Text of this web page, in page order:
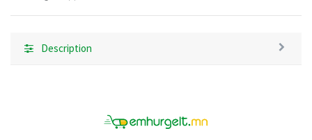
Description